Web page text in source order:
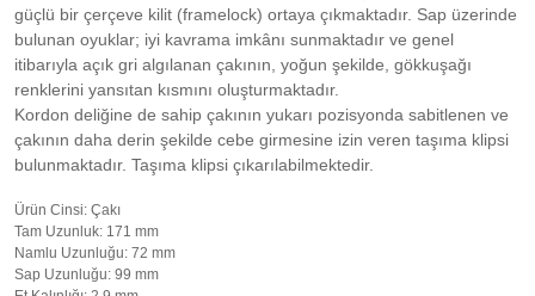
güçlü bir çerçeve kilit (framelock) ortaya çıkmaktadır. Sap üzerinde
bulunan oyuklar; iyi kavrama imkânı sunmaktadır ve genel
itibarıyla açık gri algılanan çakının, yoğun şekilde, gökkuşağı
renklerini yansıtan kısmını oluşturmaktadır.
Kordon deliğine de sahip çakının yukarı pozisyonda sabitlenen ve
çakının daha derin şekilde cebe girmesine izin veren taşıma klipsi
bulunmaktadır. Taşıma klipsi çıkarılabilmektedir.
Ürün Cinsi: Çakı
Tam Uzunluk: 171 mm
Namlu Uzunluğu: 72 mm
Sap Uzunluğu: 99 mm